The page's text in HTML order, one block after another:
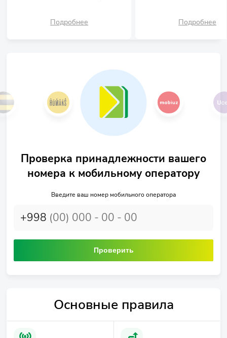
Подробнее Подробнее
Проверка принадлежности вашего
номера к мобильному оператору
Введите ваш номер мобильного оператора
+998
Проверить
Основные правила